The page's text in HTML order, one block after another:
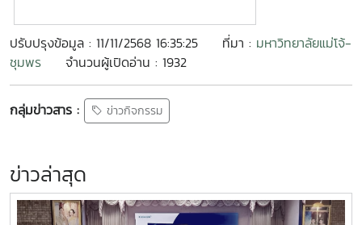
ปรับปรุงข้อมูล : 11/11/2568 16:35:25 ที่มา : มหาวิทยาลัยแม่โจ้-
ชุมพร
จำนวนผู้เปิดอ่าน : 1932
กลุ่มข่าวสาร : ข่าวกิจกรรม
ข่าวล่าสุด